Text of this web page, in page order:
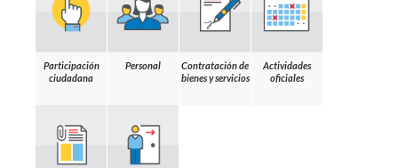
Participación
ciudadana
Personal
Contratación de
bienes y servicios
Actividades
oficiales